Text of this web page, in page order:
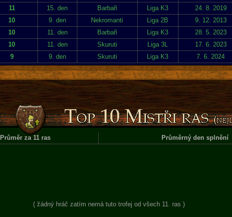
11 15. den Barbaři Liga K3
24. 8. 2019
10 9. den Nekromanti Liga 2B 9. 12. 2013
10 11. den Barbaři Liga K3 28. 5. 2023
10 11. den Skuruti Liga 3L 17. 6. 2023
9 9. den Skuruti Liga K3 7. 6. 2024
Průměr za 11 ras Průměrný den splnění
( žádný hráč zatím nemá tuto trofej od všech 11. ras )